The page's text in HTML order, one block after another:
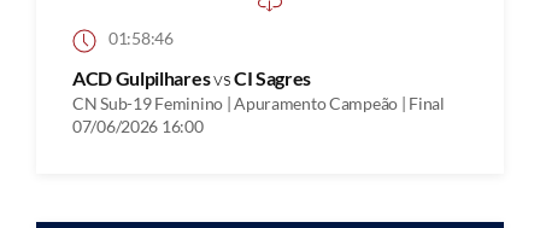
01:58:46
ACD GulpilharesvsCI Sagres
CN Sub-19 Feminino | Apuramento Campeão | Final
07/06/2026 16:00